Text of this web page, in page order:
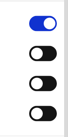
SURT SLIK
VINGUMMI